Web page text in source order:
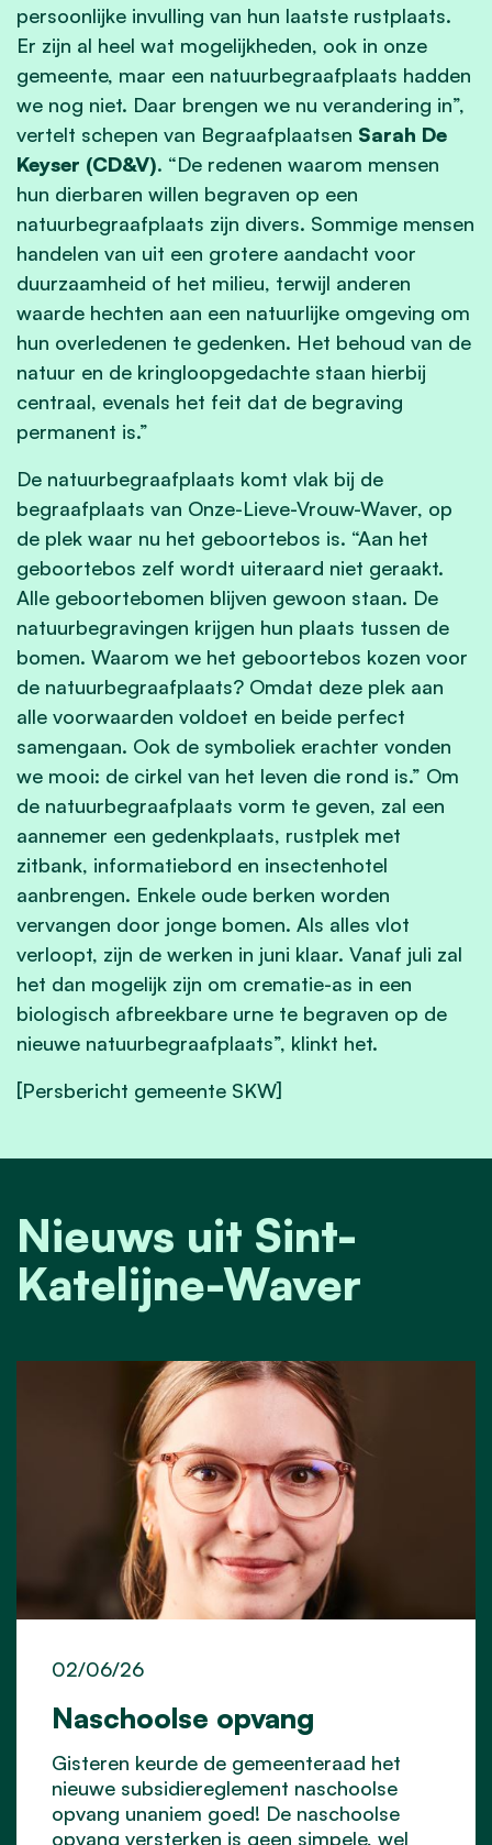
persoonlijke invulling van hun laatste rustplaats.
Er zijn al heel wat mogelijkheden, ook in onze
gemeente, maar een natuurbegraafplaats hadden
we nog niet. Daar brengen we nu verandering in”,
vertelt schepen van Begraafplaatsen Sarah De
Keyser (CD&V). “De redenen waarom mensen
hun dierbaren willen begraven op een
natuurbegraafplaats zijn divers. Sommige mensen
handelen van uit een grotere aandacht voor
duurzaamheid of het milieu, terwijl anderen
waarde hechten aan een natuurlijke omgeving om
hun overledenen te gedenken. Het behoud van de
natuur en de kringloopgedachte staan hierbij
centraal, evenals het feit dat de begraving
permanent is.”
De natuurbegraafplaats komt vlak bij de
begraafplaats van Onze-Lieve-Vrouw-Waver, op
de plek waar nu het geboortebos is. “Aan het
geboortebos zelf wordt uiteraard niet geraakt.
Alle geboortebomen blijven gewoon staan. De
natuurbegravingen krijgen hun plaats tussen de
bomen. Waarom we het geboortebos kozen voor
de natuurbegraafplaats? Omdat deze plek aan
alle voorwaarden voldoet en beide perfect
samengaan. Ook de symboliek erachter vonden
we mooi: de cirkel van het leven die rond is.” Om
de natuurbegraafplaats vorm te geven, zal een
aannemer een gedenkplaats, rustplek met
zitbank, informatiebord en insectenhotel
aanbrengen. Enkele oude berken worden
vervangen door jonge bomen. Als alles vlot
verloopt, zijn de werken in juni klaar. Vanaf juli zal
het dan mogelijk zijn om crematie-as in een
biologisch afbreekbare urne te begraven op de
nieuwe natuurbegraafplaats”, klinkt het.
[Persbericht gemeente SKW]
Nieuws uit Sint-
Katelijne-Waver
Naschoolse opvang
02/06/26
Gisteren keurde de gemeenteraad het
nieuwe subsidiereglement naschoolse
opvang unaniem goed! De naschoolse
opvang versterken is geen simpele, wel